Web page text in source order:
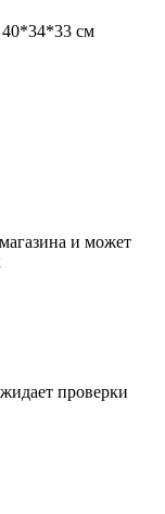
40*34*33 см
и может
проверки